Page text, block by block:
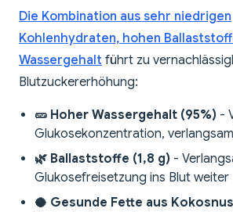
Die Kombination aus sehr niedrigen
Kohlenhydraten, hohen
Wassergehalt führt zu
Blutzuckererhöhung:
🥒 Hoher Wassergehalt (95%) -
Glukosekonzentration,
🌿 Ballaststoffe (1,8 g) -
Glukosefreisetzung ins Blut weiter
🥥 Gesunde Fette aus